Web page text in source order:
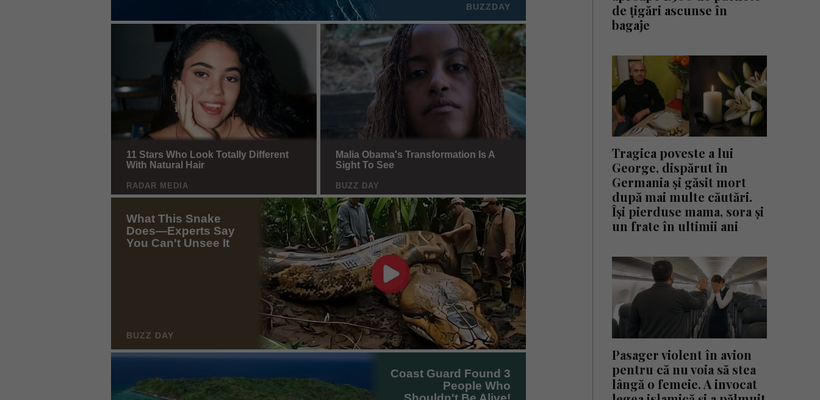
de țigări ascunse în
bagaje
Tragica poveste a lui
George, dispărut în
Germania și găsit mort
după mai multe căutări.
Își pierduse mama, sora și
un frate în ultimii ani
Pasager violent în avion
pentru că nu voia să stea
lângă o femeie. A invocat